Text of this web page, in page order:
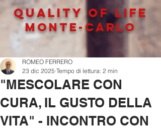
QUALITY OF LIFe
MONTE-CARLO
"MESCOLARE CON
CURA, IL GUSTO DELLA
VITA" - INCONTRO CON
ROMEO FERRERO
23 dic 2025 Tempo di lettura: 2 min